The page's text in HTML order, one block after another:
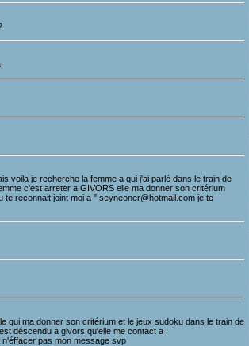
voila je recherche la femme a qui j'ai parlé dans le train de
c'est arreter a GIVORS elle ma donner son critérium
reconnait joint moi a " seyneoner@hotmail.com je te
qui ma donner son critérium et le jeux sudoku dans le train de
déscendu a givors qu'elle me contact a :
pas mon message svp